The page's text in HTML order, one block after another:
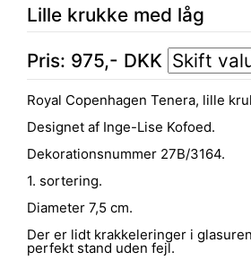
Lille krukke med låg
Pris: 975,- DKK
Royal Copenhagen Tenera, lille
Designet af Inge-Lise Kofoed.
Dekorationsnummer 27B/3164.
1. sortering.
Diameter 7,5 cm.
Der er lidt krakkeleringer i
perfekt stand uden fejl.